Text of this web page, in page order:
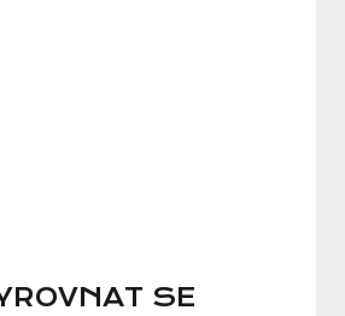
SE